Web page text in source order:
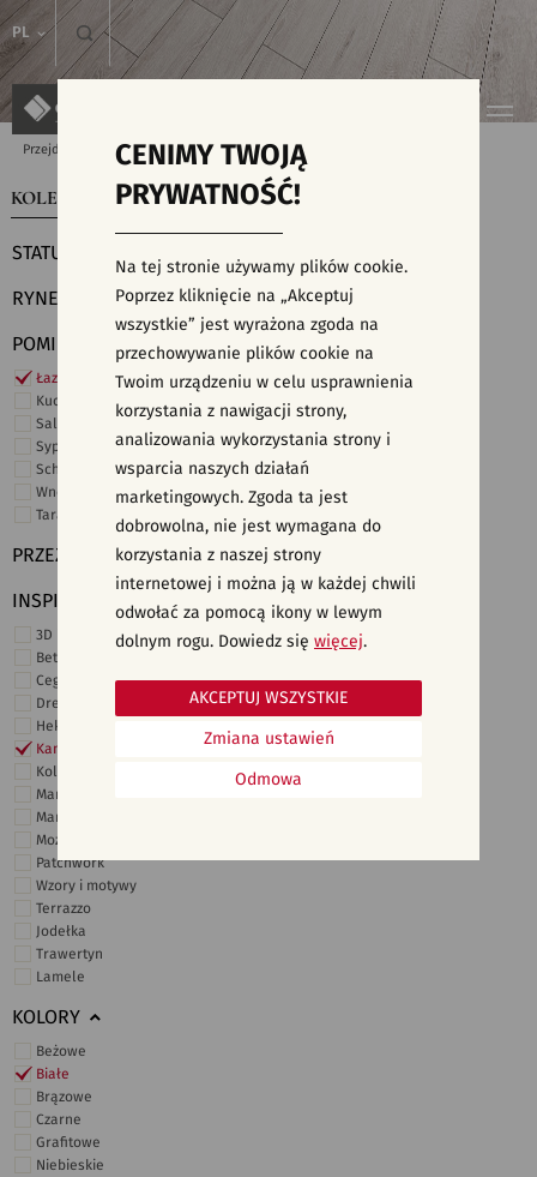
PL
Przejdź do strony głównej Kolekcje
KOLEKCJE WYSZUKIWARKA PŁYTEK
STATUS
RYNEK
POMIESZCZENIE
Łazienka
Kuchnia
Salon i hol
Sypialnia
Schody
Wnętrza komercyjne
Taras i ogród
PRZEZNACZENIE
INSPIRACJE
3D i struktury
Beton
Cegiełki
Drewno
Heksagonalne
Kamień
Kolor
Marmur
Marokańskie
Mozaika
Patchwork
Wzory i motywy
Terrazzo
Jodełka
Trawertyn
Lamele
KOLORY
Beżowe
Białe
Brązowe
Czarne
Grafitowe
Niebieskie
CENIMY TWOJĄ
PRYWATNOŚĆ!
Na tej stronie używamy plików cookie.
Poprzez kliknięcie na „Akceptuj
wszystkie” jest wyrażona zgoda na
przechowywanie plików cookie na
Twoim urządzeniu w celu usprawnienia
korzystania z nawigacji strony,
analizowania wykorzystania strony i
wsparcia naszych działań
marketingowych. Zgoda ta jest
dobrowolna, nie jest wymagana do
korzystania z naszej strony
internetowej i można ją w każdej chwili
odwołać za pomocą ikony w lewym
dolnym rogu. Dowiedz się więcej.
Odmowa
Zmiana ustawień
AKCEPTUJ WSZYSTKIE